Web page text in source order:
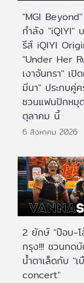
"MGI
กำลัง "iQIYI"
รีส์ iQIYI
"Under Her
เงาจันทรา" เปิ
มีนา" ประกบคู่
ชวนแฟนปักหมุ
ตุลาคม นี้
6 สิงหาคม 2026
2 ยักษ์ "ป๊อบ-
กรุง!!! ชวนกดบั
น้ำตาเล็ดกับ "เ
concert"